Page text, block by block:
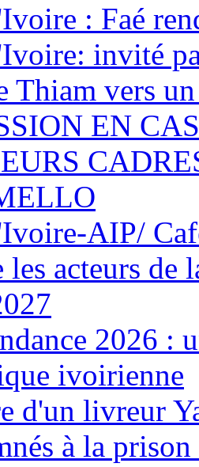
: Faé
invité
Thiam vers
EN
AIP/
les acteurs de
2026 :
ivoirienne
d'un livreur
à la